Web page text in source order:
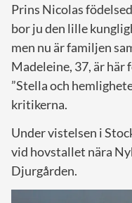
Prins Nicolas
bor ju den lille
men nu är familjen
Madeleine, 37, är här
”Stella och
kritikerna.
Under vistelsen i
vid hovstallet nära
Djurgården.